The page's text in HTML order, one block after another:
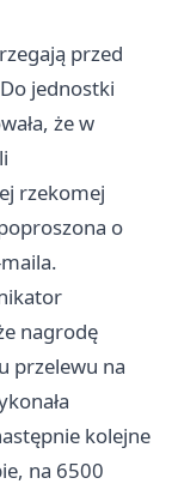
przed
jednostki
że w
rzekomej
o
nagrodę
przelewu na
kolejne
na 6500